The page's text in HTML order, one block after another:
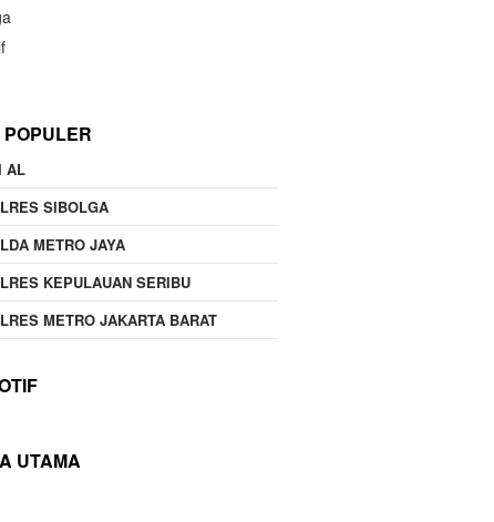
AL
SIBOLGA
METRO JAYA
KEPULAUAN SERIBU
METRO JAKARTA BARAT
UTAMA